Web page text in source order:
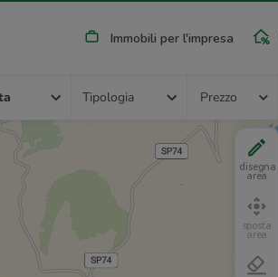
Immobili per l'impresa
Tipologia Prezzo
disegna
area
sposta
area